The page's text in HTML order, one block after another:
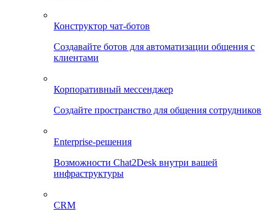
Конструктор чат-ботов
Создавайте ботов для автоматизации общения с
клиентами
Корпоративный мессенджер
Создайте пространство для общения сотрудников
Enterprise-решения
Возможности Chat2Desk внутри вашей
инфраструктуры
CRM